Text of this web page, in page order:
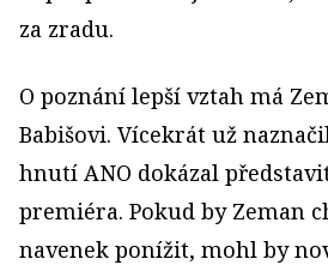
za zradu.
O poznání lepší vztah má
Babišovi. Vícekrát už
hnutí ANO dokázal
premiéra. Pokud by Zeman
navenek ponížit, mohl by